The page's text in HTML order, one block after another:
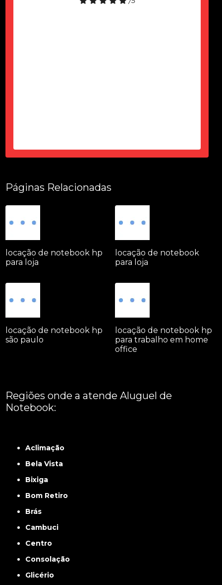
Páginas Relacionadas
locação de notebook hp
para loja
locação de notebook
para loja
locação de notebook hp
são paulo
locação de notebook hp
para trabalho em home
office
Regiões onde a atende Aluguel de
Notebook:
Aclimação
Bela Vista
Bixiga
Bom Retiro
Brás
Cambuci
Centro
Consolação
Glicério